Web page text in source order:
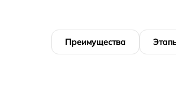
Преимущества